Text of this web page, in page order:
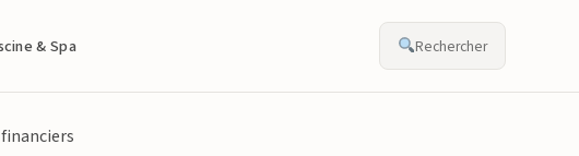
& Spa Rechercher